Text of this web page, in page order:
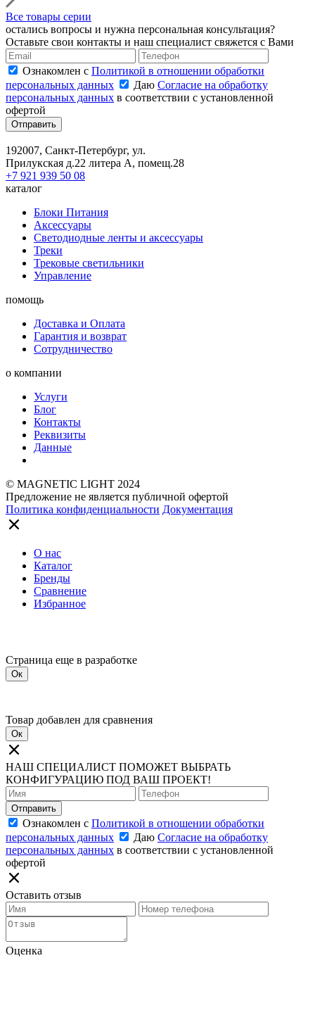
Все товары серии
остались вопросы и нужна персональная консультация?
Оставьте свои контакты и наш специалист свяжется с Вами
Ознакомлен с Политикой в отношении обработки
персональных данных
Даю Согласие на обработку
персональных данных в соответствии с установленной
офертой
Отправить
192007, Санкт-Петербург, ул.
Прилукская д.22 литера А, помещ.28
+7 921 939 50 08
каталог
Блоки Питания
Аксессуары
Светодиодные ленты и аксессуары
Треки
Трековые светильники
Управление
помощь
Доставка и Оплата
Гарантия и возврат
Сотрудничество
о компании
Услуги
Блог
Контакты
Реквизиты
Данные
© MAGNETIC LIGHT 2024
Предложение не является публичной офертой
Политика конфиденциальности Документация
О нас
Каталог
Бренды
Сравнение
Избранное
Страница еще в разработке
Ок
Товар добавлен для сравнения
Ок
НАШ СПЕЦИАЛИСТ ПОМОЖЕТ ВЫБРАТЬ
КОНФИГУРАЦИЮ ПОД ВАШ ПРОЕКТ!
Отправить
Ознакомлен с Политикой в отношении обработки
персональных данных
Даю Согласие на обработку
персональных данных в соответствии с установленной
офертой
Оставить отзыв
Оценка